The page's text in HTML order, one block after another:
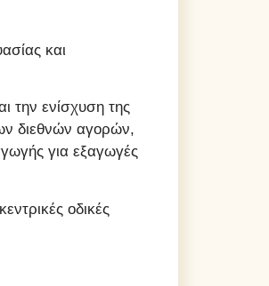
και
την ενίσχυση της
διεθνών αγορών,
για εξαγωγές
οδικές